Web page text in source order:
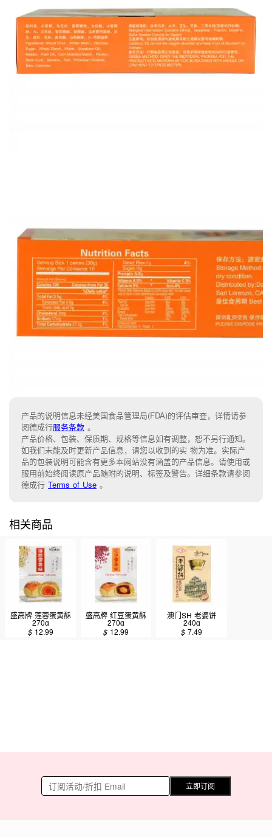
产品的说明信息未经美国食品管理局(FDA)的评估审查，详情请参
阅德成行服务条款 。
产品价格、包装、保质期、规格等信息如有调整，恕不另行通知。
如我们未能及时更新产品信息，请您以收到的实 物为准。实际产
品的包装说明可能含有更多本网站没有涵盖的产品信息。请使用或
服用前始终阅读原产品随附的说明、标签及警告。详细条款请参阅
德成行 Terms of Use 。
相关商品
盛高牌 莲蓉蛋黄酥
270g
$ 12.99
盛高牌 红豆蛋黄酥
270g
$ 12.99
澳门SH 老婆饼
240g
$7.49
立即订阅